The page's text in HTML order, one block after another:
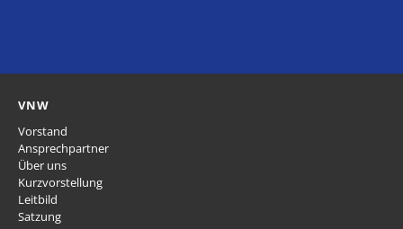
VNW
Vorstand
Ansprechpartner
Über uns
Kurzvorstellung
Leitbild
Satzung